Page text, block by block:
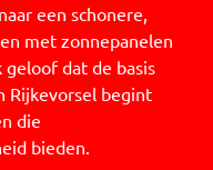
een schonere,
met zonnepanelen
dat de basis
Rijkevorsel begint
die
bieden.